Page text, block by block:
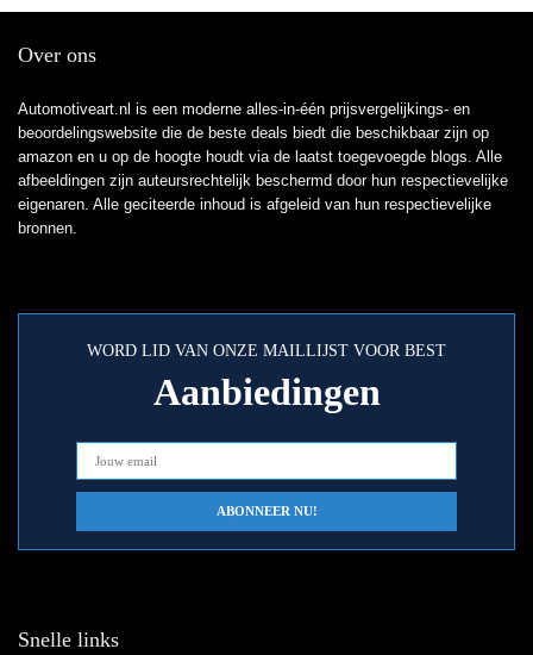
Over ons
Automotiveart.nl is een moderne alles-in-één prijsvergelijkings- en
beoordelingswebsite die de beste deals biedt die beschikbaar zijn op
amazon en u op de hoogte houdt via de laatst toegevoegde blogs. Alle
afbeeldingen zijn auteursrechtelijk beschermd door hun respectievelijke
eigenaren. Alle geciteerde inhoud is afgeleid van hun respectievelijke
bronnen.
WORD LID VAN ONZE MAILLIJST VOOR BEST
Aanbiedingen
Snelle links